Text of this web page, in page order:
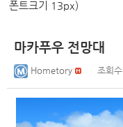
폰트크기 13px)
마카푸우 전망대
Hometory 조회수